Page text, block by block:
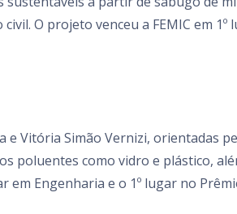
O projeto venceu a FEMIC em 1º
e Vitória Simão Vernizi, orientadas
poluentes como vidro e plástico,
em Engenharia e o 1º lugar no